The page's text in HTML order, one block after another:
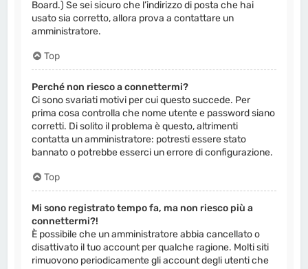
Board.) Se sei sicuro che l’indirizzo di posta che hai
usato sia corretto, allora prova a contattare un
amministratore.
Top
Perché non riesco a connettermi?
Ci sono svariati motivi per cui questo succede. Per
prima cosa controlla che nome utente e password siano
corretti. Di solito il problema è questo, altrimenti
contatta un amministratore: potresti essere stato
bannato o potrebbe esserci un errore di configurazione.
Top
Mi sono registrato tempo fa, ma non riesco più a
connettermi?!
È possibile che un amministratore abbia cancellato o
disattivato il tuo account per qualche ragione. Molti siti
rimuovono periodicamente gli account degli utenti che